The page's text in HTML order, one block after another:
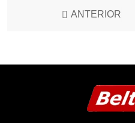
ANTERIOR